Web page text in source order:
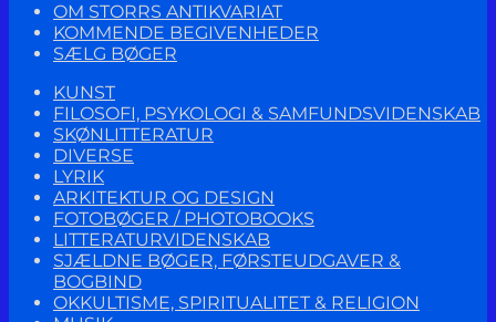
OM STORRS ANTIKVARIAT
KOMMENDE BEGIVENHEDER
SÆLG BØGER
KUNST
FILOSOFI, PSYKOLOGI & SAMFUNDSVIDENSKAB
SKØNLITTERATUR
DIVERSE
LYRIK
ARKITEKTUR OG DESIGN
FOTOBØGER / PHOTOBOOKS
LITTERATURVIDENSKAB
SJÆLDNE BØGER, FØRSTEUDGAVER &
BOGBIND
OKKULTISME, SPIRITUALITET & RELIGION